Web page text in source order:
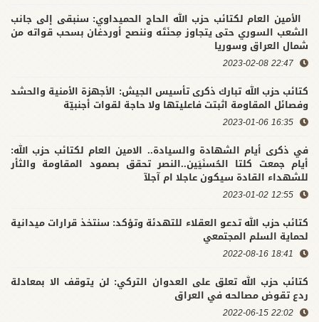
الأمين العام لكتائب حزب الله الحاج الحميداوي: سنبقى إلى جانب
الشعب السوري حتى يتجاوز مِحنَتَه وننصح أوردغان بسحب قواته من
شمال العراق وسوريا
22:47 2023-02-08
كتائب حزب الله تبارك ذكرى تأسيس الجيش: الأجهزة الأمنية والحشد
وفصائل المقاومة اثبتت فاعليتها ولا حاجة لقوات أجنبيّة
16:35 2023-01-06
في ذكرى أيام الشهادة والسيادة.. الامين العام لكتائب حزب الله:
أيام جمعت كلتا الحُسنَيَين..النصر تحقق بصمود المقاومة والثأر
للشهداء القادة سيكون عاجلا ام آجلآ
12:55 2023-01-02
كتائب حزب الله تدعو العقلاء للتهدئة وتؤكد: سنتخذ قرارات ميدانية
لحماية السلم المجتمعي
18:41 2022-08-16
كتائب حزب الله تعلق على العدوان التركي: لن يتوقف الا بمعادلة
ردع تقوض مصالحه في العراق
22:02 2022-06-15